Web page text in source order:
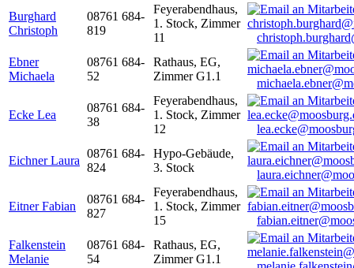
Burghard
Christoph
08761 684-
819
Feyerabendhaus,
1. Stock, Zimmer
11
Ebner
Michaela
08761 684-
52
Rathaus, EG,
Zimmer G1.1
Ecke Lea
08761 684-
38
Feyerabendhaus,
1. Stock, Zimmer
12
Eichner Laura
08761 684-
824
Hypo-Gebäude,
3. Stock
Eitner Fabian
08761 684-
827
Feyerabendhaus,
1. Stock, Zimmer
15
Falkenstein
Melanie
08761 684-
54
Rathaus, EG,
Zimmer G1.1